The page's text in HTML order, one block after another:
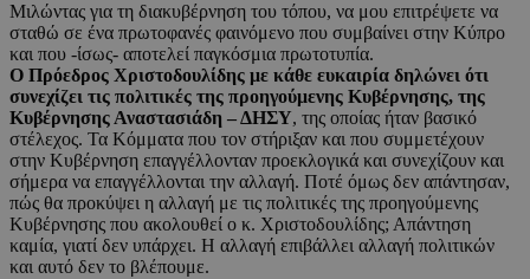
Μιλώντας για τη διακυβέρνηση του τόπου, να μου επιτρέψετε να
σταθώ σε ένα πρωτοφανές φαινόμενο που συμβαίνει στην Κύπρο
και που -ίσως- αποτελεί παγκόσμια πρωτοτυπία.
Ο Πρόεδρος Χριστοδουλίδης με κάθε ευκαιρία δηλώνει ότι
συνεχίζει τις πολιτικές της προηγούμενης Κυβέρνησης, της
Κυβέρνησης Αναστασιάδη – ΔΗΣΥ, της οποίας ήταν βασικό
στέλεχος. Τα Κόμματα που τον στήριξαν και που συμμετέχουν
στην Κυβέρνηση επαγγέλλονταν προεκλογικά και συνεχίζουν και
σήμερα να επαγγέλλονται την αλλαγή. Ποτέ όμως δεν απάντησαν,
πώς θα προκύψει η αλλαγή με τις πολιτικές της προηγούμενης
Κυβέρνησης που ακολουθεί ο κ. Χριστοδουλίδης; Απάντηση
καμία, γιατί δεν υπάρχει. Η αλλαγή επιβάλλει αλλαγή πολιτικών
και αυτό δεν το βλέπουμε.